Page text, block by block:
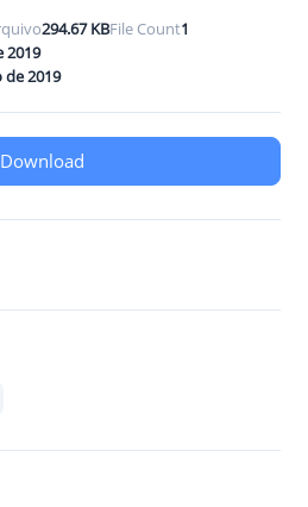
294.67 KBFile Count1
2019
de 2019
Download